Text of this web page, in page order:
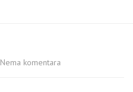
Nema komentara